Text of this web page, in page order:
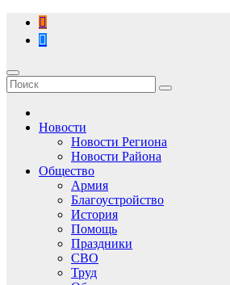
Перейти
содержимому
Новости
Новости Региона
Новости Района
Общество
Армия
Благоустройство
История
Помощь
Праздники
СВО
Труд